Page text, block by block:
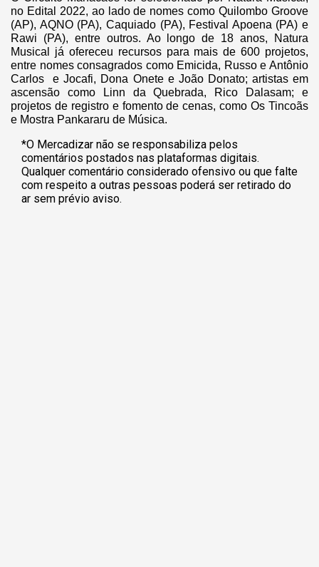
no Edital 2022, ao lado de nomes como Quilombo Groove
(AP), AQNO (PA), Caquiado (PA), Festival Apoena (PA) e
Rawi (PA), entre outros. Ao longo de 18 anos, Natura
Musical já ofereceu recursos para mais de 600 projetos,
entre nomes consagrados como Emicida, Russo e Antônio
Carlos e Jocafi, Dona Onete e João Donato; artistas em
ascensão como Linn da Quebrada, Rico Dalasam; e
projetos de registro e fomento de cenas, como Os Tincoãs
e Mostra Pankararu de Música.
*O Mercadizar não se responsabiliza pelos
comentários postados nas plataformas digitais.
Qualquer comentário considerado ofensivo ou que falte
com respeito a outras pessoas poderá ser retirado do
ar sem prévio aviso.